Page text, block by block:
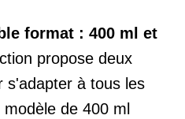
format : 400 ml et
propose deux
s'adapter à tous les
de 400 ml